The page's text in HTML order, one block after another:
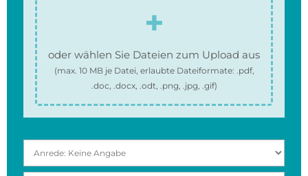
oder wählen Sie Dateien zum Upload aus
(max. 10 MBje Datei, erlaubte Dateiformate: .pdf,
.doc, .docx, .odt, .png, .jpg, .gif)